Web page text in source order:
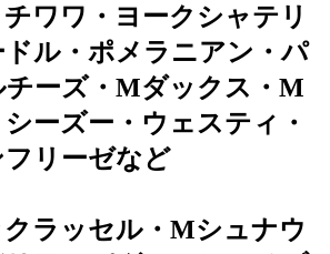
ワワ・ヨークシャテリ
ル・ポメラニアン・パ
チーズ・Mダックス・M
ーズー・ウェスティ・
リーゼなど
ラッセル・Mシュナウ